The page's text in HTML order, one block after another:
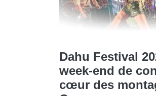
Dahu Festival
week-end de
cœur des